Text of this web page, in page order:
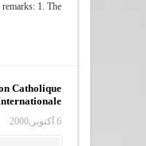
1. The ...
Catholique
6 أكتوبر,2000